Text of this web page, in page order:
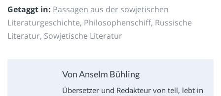
Getaggt in: Passagen aus der sowjetischen
Literaturgeschichte, Philosophenschiff, Russische
Literatur, Sowjetische Literatur
Von Anselm Bühling
Übersetzer und Redakteur von tell, lebt in